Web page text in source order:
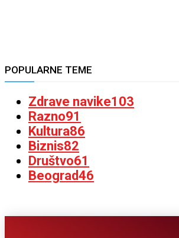
POPULARNE TEME
Zdrave navike103
Razno91
Kultura86
Biznis82
Društvo61
Beograd46